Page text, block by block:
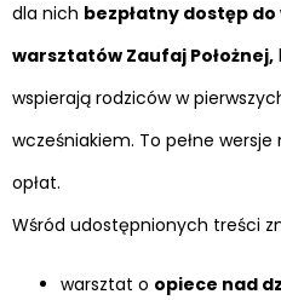
dla nich bezpłatny dostęp
warsztatów Zaufaj Położnej,
wspierają rodziców w
wcześniakiem. To pełne
opłat.
Wśród udostępnionych treści
warsztat o opiece nad